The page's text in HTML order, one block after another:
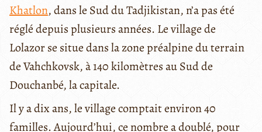
Khatlon, dans le Sud du Tadjikistan, n’a pas été
réglé depuis plusieurs années. Le village de
Lolazor se situe dans la zone préalpine du terrain
de Vahchkovsk, à 140 kilomètres au Sud de
Douchanbé, la capitale.
Il y a dix ans, le village comptait environ 40
familles. Aujourd’hui, ce nombre a doublé, pour